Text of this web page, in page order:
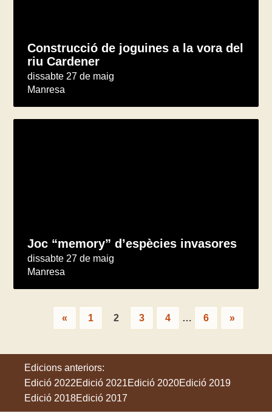
Construcció de joguines a la vora del
riu Cardener
dissabte 27 de maig
Manresa
Joc “memory” d’espècies invasores
dissabte 27 de maig
Manresa
« 1 2 3 4 … 6 »
Edicions anteriors:
Edició 2022Edició 2021Edició 2020Edició 2019
Edició 2018Edició 2017